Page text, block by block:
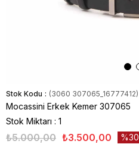
Stok Kodu (3060 307065_16777412)
Mocassini Erkek Kemer 307065
Stok Miktarı : 1
₺5.000,00 ₺3.500,00 30